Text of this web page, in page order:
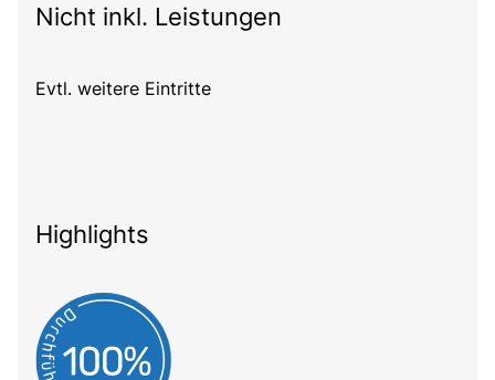
Nicht inkl. Leistungen
Evtl. weitere Eintritte
Highlights